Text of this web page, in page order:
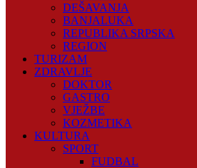
DEŠAVANJA
BANJALUKA
REPUBLIKA SRPSKA
REGION
TURIZAM
ZDRAVLJE
DOKTOR
GASTRO
VJEŽBE
KOZMETIKA
KULTURA
SPORT
FUDBAL